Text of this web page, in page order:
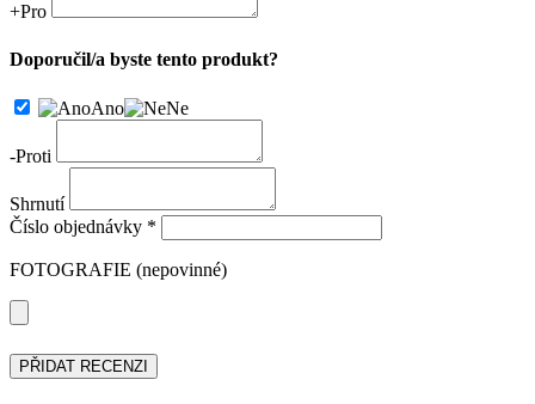
+Pro
Doporučil/a byste tento produkt?
Ano Ne
-Proti
Shrnutí
Číslo objednávky *
FOTOGRAFIE (nepovinné)
PŘIDAT RECENZI